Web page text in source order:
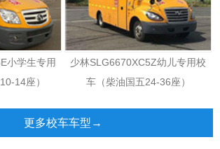
小学生专用
14座）
少林SLG6670XC5Z幼儿专用校
车（柴油国五24-36座）
更多校车车型→